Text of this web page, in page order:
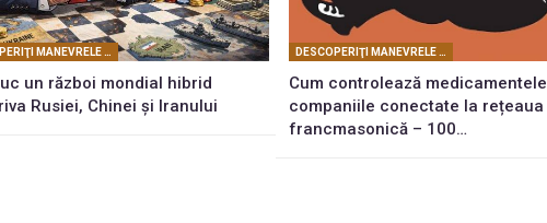
DESCOPERIŢI MANEVRELE FRANCMASONERIEI
un război mondial hibrid
Rusiei, Chinei și Iranului
DESCOPERIŢI MANEVRELE FRANCMASONERIEI
Cum controlează medicamentele
companiile conectate la rețeaua
francmasonică – 100…